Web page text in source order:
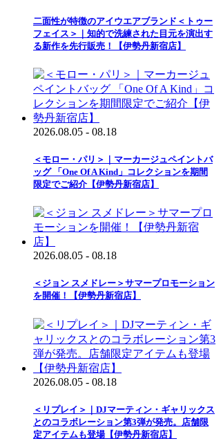
二面性が特徴のアイウエアブランド＜トゥー
フェイス＞｜知的で洗練された目元を演出す
る新作を先行販売！【伊勢丹新宿店】
2026.08.05 - 08.18
＜モロー・パリ＞｜マーカージュペイントバ
ッグ 「One Of A Kind」コレクションを期間
限定でご紹介【伊勢丹新宿店】
2026.08.05 - 08.18
＜ジョン スメドレー＞サマープロモーション
を開催！【伊勢丹新宿店】
2026.08.05 - 08.18
＜リプレイ＞｜DJマーティン・ギャリックス
とのコラボレーション第3弾が発売。店舗限
定アイテムも登場【伊勢丹新宿店】